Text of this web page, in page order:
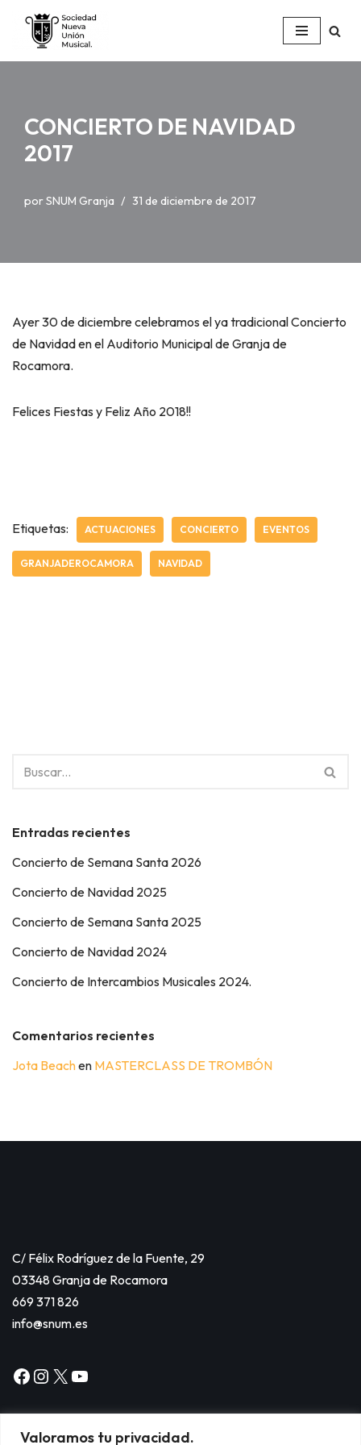
Valoramos tu privacidad.
Saltar
al
CONCIERTO DE NAVIDAD
2017
porSNUM Granja 31 de diciembre de 2017
Ayer 30 de diciembre celebramos el ya tradicional Concierto
de Navidad en el Auditorio Municipal de Granja de
Rocamora.
Felices Fiestas y Feliz Año 2018!!
Etiquetas: ACTUACIONES CONCIERTO EVENTOS
GRANJADEROCAMORA NAVIDAD
Entradas recientes
Concierto de Semana Santa 2026
Concierto de Navidad 2025
Concierto de Semana Santa 2025
Concierto de Navidad 2024
Concierto de Intercambios Musicales 2024.
Comentarios recientes
Jota Beachen MASTERCLASS DE TROMBÓN
C/ Félix Rodríguez de la Fuente, 29
03348 Granja de Rocamora
669 371 826
info@snum.es